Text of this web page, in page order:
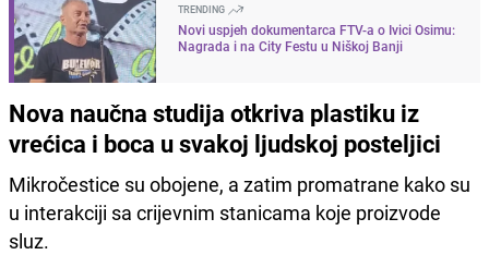
TRENDING
Novi uspjeh dokumentarca FTV-a o Ivici Osimu:
Nagrada i na City Festu u Niškoj Banji
Nova naučna studija otkriva plastiku iz
vrećica i boca u svakoj ljudskoj posteljici
Mikročestice su obojene, a zatim promatrane kako su
u interakciji sa crijevnim stanicama koje proizvode
sluz.